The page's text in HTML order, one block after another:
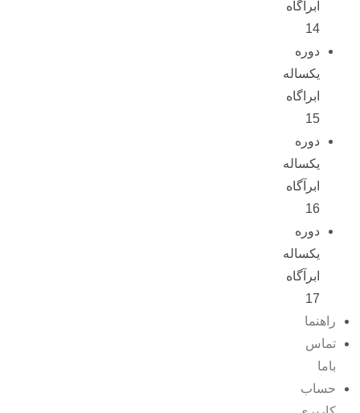
ابراگاه
14
دوره
یکساله
ابراگاه
15
دوره
یکساله
ابرآگاه
16
دوره
یکساله
ابرآگاه
17
راهنما
تماس
باما
حساب